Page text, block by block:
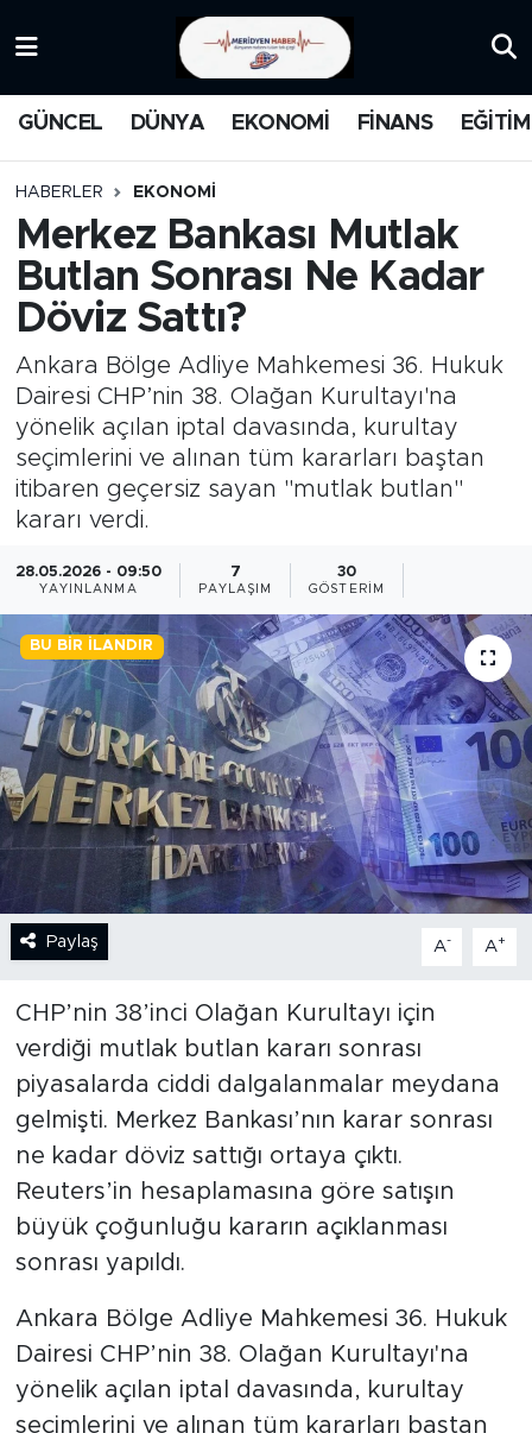
GÜNCEL DÜNYA EKONOMİ FİNANS EĞİTİM
HABERLER EKONOMİ
Merkez Bankası Mutlak
Butlan Sonrası Ne Kadar
Döviz Sattı?
Ankara Bölge Adliye Mahkemesi 36. Hukuk
Dairesi CHP’nin 38. Olağan Kurultayı'na
yönelik açılan iptal davasında, kurultay
seçimlerini ve alınan tüm kararları baştan
itibaren geçersiz sayan "mutlak butlan"
kararı verdi.
28.05.2026 - 09:50
YAYINLANMA
7
PAYLAŞIM
30
GÖSTERIM
BU BIR İLANDIR
Paylaş A- A+
CHP’nin 38’inci Olağan Kurultayı için
verdiği mutlak butlan kararı sonrası
piyasalarda ciddi dalgalanmalar meydana
gelmişti. Merkez Bankası’nın karar sonrası
ne kadar döviz sattığı ortaya çıktı.
Reuters’in hesaplamasına göre satışın
büyük çoğunluğu kararın açıklanması
sonrası yapıldı.
Ankara Bölge Adliye Mahkemesi 36. Hukuk
Dairesi CHP’nin 38. Olağan Kurultayı'na
yönelik açılan iptal davasında, kurultay
seçimlerini ve alınan tüm kararları baştan
MEDYA
FİNANS
DÜNYA
GÜNCEL
KARİKATÜR
BİLİM-TEKNOLOJİ
RÖPÖRTAJ
ANALİZ
NOSTALJİ
KULİS
YAZARLAR
DİNİ
POLİTİKA
EKONOMİ
SPOR
KÜLTÜR SANAT
YAŞAM
TARİH
KADIN
Trafik Durumu
Süper Lig Puan Durumu ve Fikstür
Tüm Manşetler
Son Dakika Haberleri
Haber Arşivi